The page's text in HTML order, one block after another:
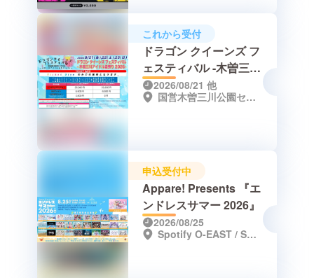
これから受付
ドラゴン クイーンズ フ
ェスティバル -木曽三川
アイドル夏祭り2026
2026/08/21 他
国営木曽三川公園センター（岐阜県海津市海津町油島255-3）
申込受付中
Appare! Presents 『エ
ンドレスサマー 2026』
2026/08/25
Spotify O-EAST / Spotify O-WEST / Spotify O-nest / Spotify O-Crest / duo MUSIC EXCHANGE / clubasia / WOMB / Veats Shibuya